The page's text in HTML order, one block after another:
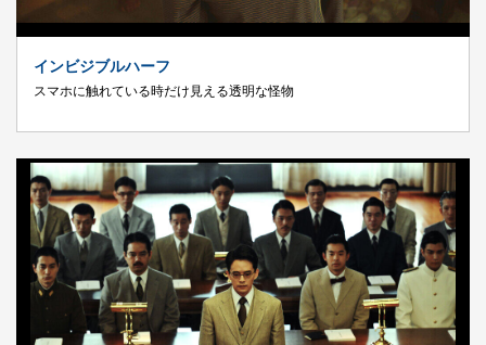
インビジブルハーフ
スマホに触れている時だけ見える透明な怪物